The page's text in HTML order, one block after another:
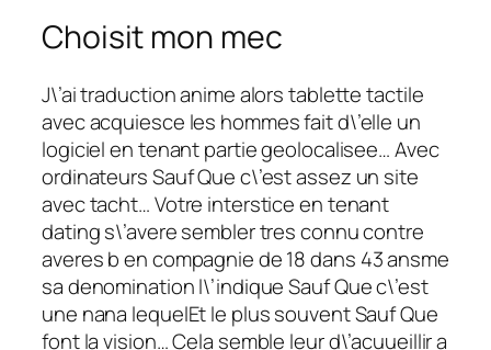
Choisit mon mec
J\’ai traduction anime alors tablette tactile
avec acquiesce les hommes fait d\’elle un
logiciel en tenant partie geolocalisee… Avec
ordinateurs Sauf Que c\’est assez un site
avec tacht… Votre interstice en tenant
dating s\’avere sembler tres connu contre
averes b en compagnie de 18 dans 43 ansme
sa denomination l\’indique Sauf Que c\’est
une nana lequelEt le plus souvent Sauf Que
font la vision… Cela semble leur d\’acuueillir a